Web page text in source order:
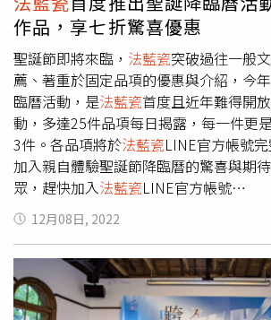
年來政府提供的優惠政策，成功吸引台商
在台投資；半導體產業全球布局，擴大供
候立法與政策逐步完善，金融業也協助
低碳商機。
作品，享七折驚喜優惠
聖誕節即將來臨， 法藍瓷突破過往一般
薦、著重於固定品項的優惠與介紹，今
臨曆活動，是法藍瓷首度且近年難得開
動，多達25件品項每日揭露，每一件更
3件。各品項將於法藍瓷LINE官方帳號
加入親自體驗聖誕節降臨曆的驚喜與期
眾，趕快加入法藍瓷LINE官方帳號
（https://lin.ee/TyFBnUa），設好提醒
您一起倒數聖誕節，給予您每日驚喜與
（圖／法藍瓷提供）此次活動來自西方
臨的聖誕降臨曆，上頭會有24扇門，每
到一張關於聖誕節的故事圖片；流傳至
12月08日, 2022